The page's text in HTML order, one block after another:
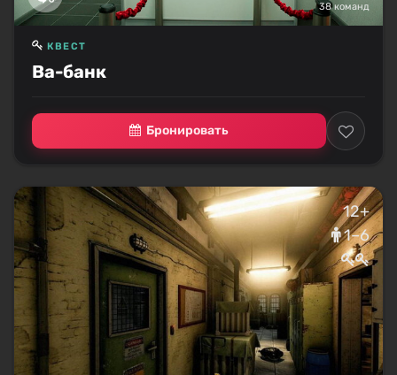
38 команд
Ва-банк
КВЕСТ
Бронировать
12+
1–6